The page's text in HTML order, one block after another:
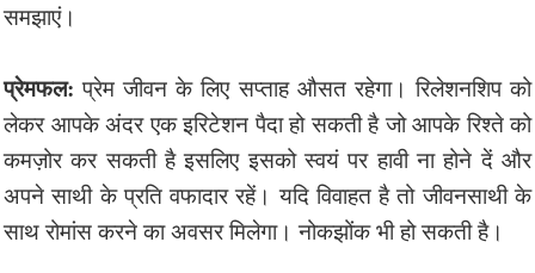
समझाएं।
प्रेमफल: प्रेम जीवन के लिए सप्ताह औसत रहेगा। रिलेशनशिप को
लेकर आपके अंदर एक इरिटेशन पैदा हो सकती है जो आपके रिश्ते को
कमज़ोर कर सकती है इसलिए इसको स्वयं पर हावी ना होने दें और
अपने साथी के प्रति वफादार रहें। यदि विवाहत है तो जीवनसाथी के
साथ रोमांस करने का अवसर मिलेगा। नोकझोंक भी हो सकती है।